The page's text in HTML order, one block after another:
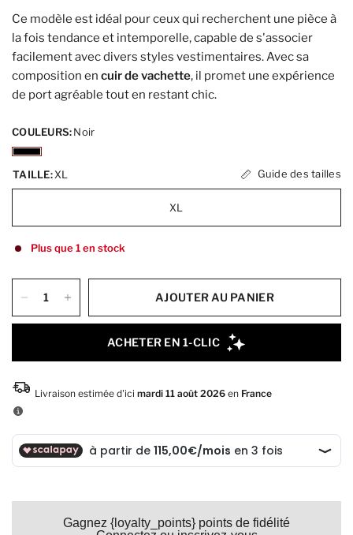
Ce modèle est idéal pour ceux qui recherchent une pièce à
la fois tendance et intemporelle, capable de s'associer
facilement avec divers styles vestimentaires. Avec sa
composition encuir de vachette, il promet une expérience
de port agréable tout en restant chic.
COULEURS:Noir
TAILLE:XL Guide des tailles
XL
Plus que 1 en stock
AJOUTER AU PANIER
Gagnez {loyalty_points} points de fidélité